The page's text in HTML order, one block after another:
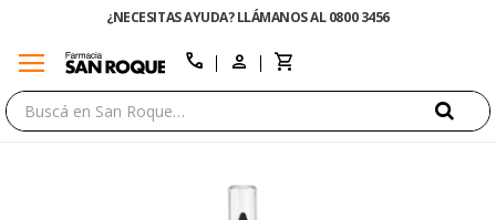
¿NECESITAS AYUDA? LLÁMANOS AL 0800 3456
menu call
close